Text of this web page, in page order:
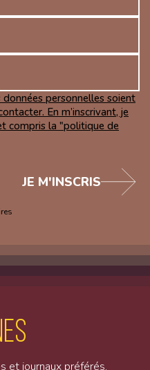
données personnelles soient
En m’inscrivant, je
compris la "politique de
JE M'INSCRIS
et journaux préférés.